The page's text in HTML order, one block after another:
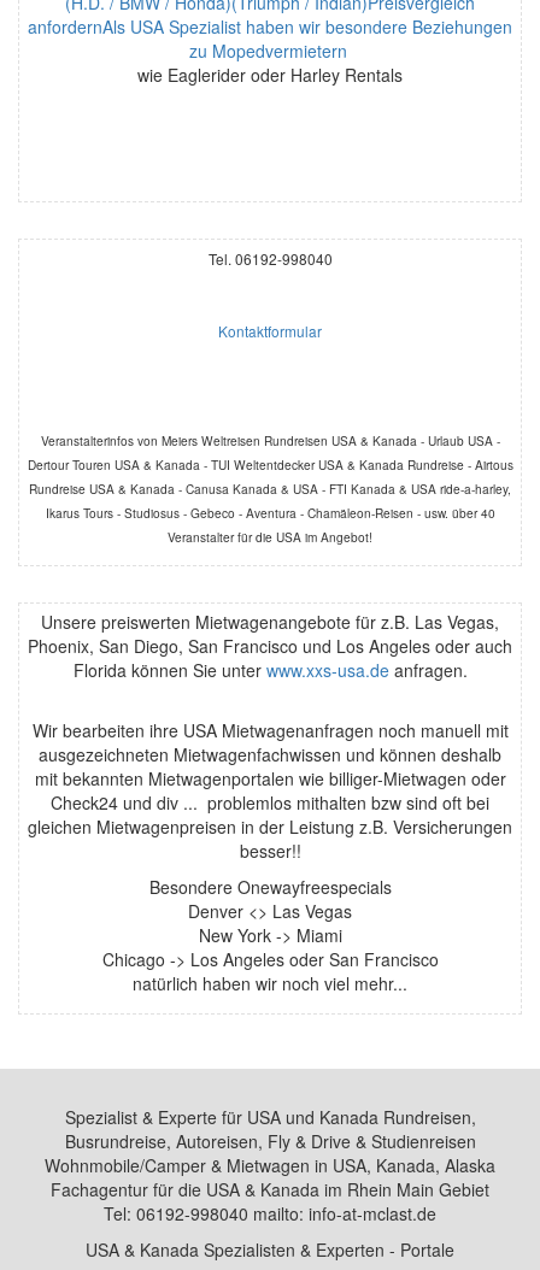
anfordernAls USA Spezialist haben wir besondere Beziehungen
zu Mopedvermietern
wie Eaglerider oder Harley Rentals
Tel. 06192-998040
Kontaktformular
Veranstalterinfos von Meiers Weltreisen Rundreisen USA & Kanada - Urlaub USA -
Dertour Touren USA & Kanada - TUI Weltentdecker USA & Kanada Rundreise - Airtous
Rundreise USA & Kanada - Canusa Kanada & USA - FTI Kanada & USA ride-a-harley,
Ikarus Tours - Studiosus - Gebeco - Aventura - Chamäleon-Reisen - usw. über 40
Veranstalter für die USA im Angebot!
Unsere preiswerten Mietwagenangebote für z.B. Las Vegas,
Phoenix, San Diego, San Francisco und Los Angeles oder auch
Florida können Sie unter www.xxs-usa.deanfragen.
Wir bearbeiten ihre USA Mietwagenanfragen noch manuell mit
ausgezeichneten Mietwagenfachwissen und können deshalb
mit bekannten Mietwagenportalen wie billiger-Mietwagen oder
Check24 und div ... problemlos mithalten bzw sind oft bei
gleichen Mietwagenpreisen in der Leistung z.B. Versicherungen
besser!!
Besondere Onewayfreespecials
Denver <> Las Vegas
New York -> Miami
Chicago -> Los Angeles oder San Francisco
natürlich haben wir noch viel mehr...
Spezialist & Experte für USA und Kanada Rundreisen,
Busrundreise, Autoreisen, Fly & Drive & Studienreisen
Wohnmobile/Camper & Mietwagen in USA, Kanada, Alaska
Fachagentur für die USA & Kanada im Rhein Main Gebiet
Tel: 06192-998040 mailto: info-at-mclast.de
USA & Kanada Spezialisten & Experten - Portale